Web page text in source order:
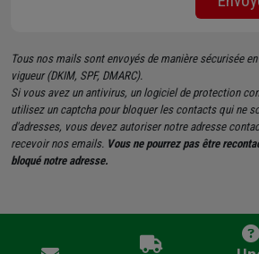
Tous nos mails sont envoyés de manière sécurisée
vigueur (DKIM, SPF, DMARC).
Si vous avez un antivirus, un logiciel de protection
utilisez un captcha pour bloquer les contacts qui ne
d'adresses, vous devez autoriser notre adresse
recevoir nos emails. Vous ne pourrez pas être
bloqué notre adresse.